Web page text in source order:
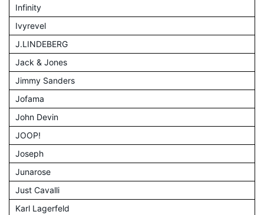
Infinity
Ivyrevel
J.LINDEBERG
Jack & Jones
Jimmy Sanders
Jofama
John Devin
JOOP!
Joseph
Junarose
Just Cavalli
Karl Lagerfeld